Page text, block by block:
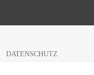
DATENSCHUTZ